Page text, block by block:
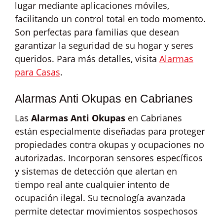
lugar mediante aplicaciones móviles,
facilitando un control total en todo momento.
Son perfectas para familias que desean
garantizar la seguridad de su hogar y seres
queridos. Para más detalles, visita Alarmas
para Casas.
Alarmas Anti Okupas en Cabrianes
Las Alarmas Anti Okupas en Cabrianes
están especialmente diseñadas para proteger
propiedades contra okupas y ocupaciones no
autorizadas. Incorporan sensores específicos
y sistemas de detección que alertan en
tiempo real ante cualquier intento de
ocupación ilegal. Su tecnología avanzada
permite detectar movimientos sospechosos